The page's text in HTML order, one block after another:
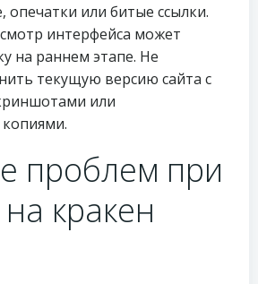
опечатки или битые ссылки.
интерфейса может
на раннем этапе. Не
текущую версию сайта с
или
проблем при
кракен